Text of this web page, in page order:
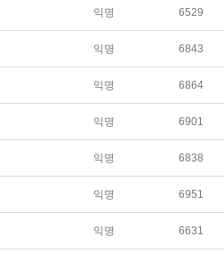
익명 6529
익명 6843
익명 6864
익명 6901
익명 6838
익명 6951
익명 6631